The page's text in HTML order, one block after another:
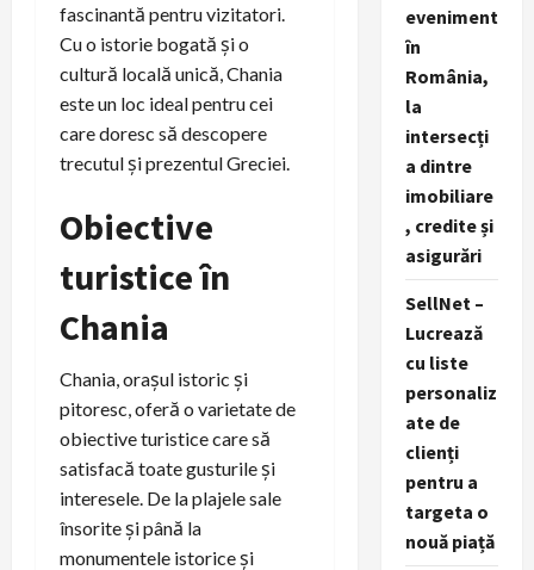
fascinantă pentru vizitatori.
Cu o istorie bogată și o
cultură locală unică, Chania
este un loc ideal pentru cei
care doresc să descopere
trecutul și prezentul Greciei.
Obiective
turistice în
Chania
Chania, orașul istoric și
pitoresc, oferă o varietate de
obiective turistice care să
satisfacă toate gusturile și
interesele. De la plajele sale
însorite și până la
monumentele istorice și
eveniment
în
România,
la
intersecți
a dintre
imobiliare
, credite și
asigurări
SellNet –
Lucrează
cu liste
personaliz
ate de
clienți
pentru a
targeta o
nouă piață